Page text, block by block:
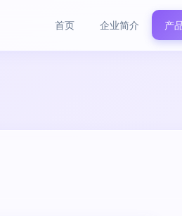
首页 企业简介 产